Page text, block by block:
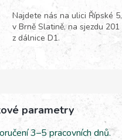
Najdete nás na ulici Řípské 5,
v Brně Slatině, na sjezdu 201
z dálnice D1.
parametry
3–5 pracovních dnů.